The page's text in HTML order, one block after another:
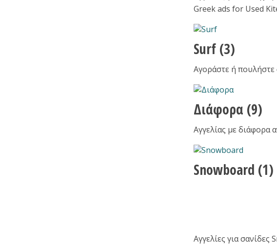
Greek ads for Used
Surf (3)
Αγοράστε ή πουλήστε
Διάφορα (9)
Αγγελίας με διάφορα
Snowboard (1)
Αγγελίες για σανίδες